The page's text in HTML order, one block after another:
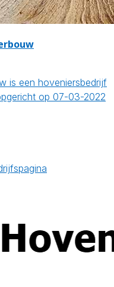
is een hoveniersbedrijf
op 07-03-2022